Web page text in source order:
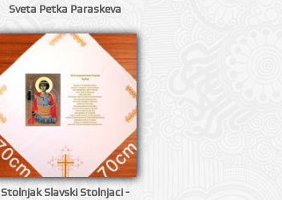
Sveta Petka Paraskeva
Stolnjak Slavski Stolnjaci -